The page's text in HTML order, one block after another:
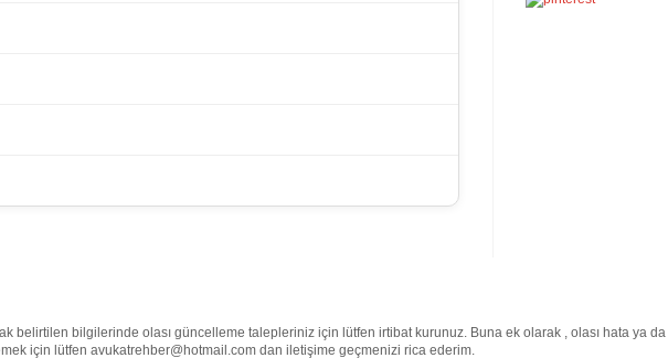
belirtilen bilgilerinde olası güncelleme talepleriniz için lütfen irtibat kurunuz. Buna ek olarak , olası hata ya
için lütfen avukatrehber@hotmail.com dan iletişime geçmenizi rica ederim.